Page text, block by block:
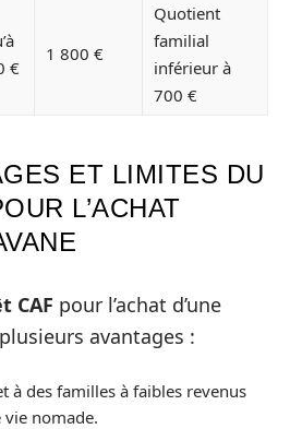
€
1 800 €
Quotient
familial
inférieur à
700 €
ET LIMITES DU
L’ACHAT
CAF pour l’achat d’une
avantages :
à des familles à faibles revenus
vie nomade.